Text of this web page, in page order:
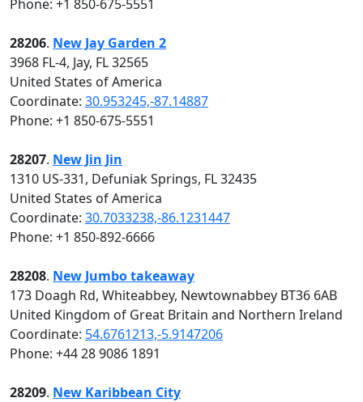
Phone: +1 850-675-5551
28206. New Jay Garden 2
3968 FL-4, Jay, FL 32565
United States of America
Coordinate: 30.953245,-87.14887
Phone: +1 850-675-5551
28207. New Jin Jin
1310 US-331, Defuniak Springs, FL 32435
United States of America
Coordinate: 30.7033238,-86.1231447
Phone: +1 850-892-6666
28208. New Jumbo takeaway
173 Doagh Rd, Whiteabbey, Newtownabbey BT36 6AB
United Kingdom of Great Britain and Northern Ireland
Coordinate: 54.6761213,-5.9147206
Phone: +44 28 9086 1891
28209. New Karibbean City